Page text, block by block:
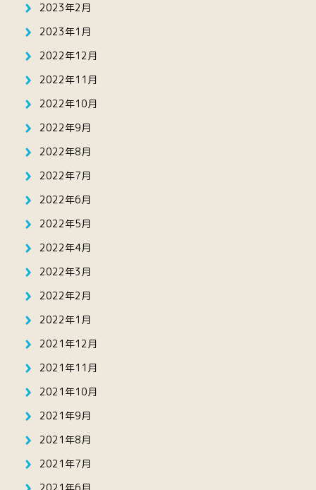
2023年2月
2023年1月
2022年12月
2022年11月
2022年10月
2022年9月
2022年8月
2022年7月
2022年6月
2022年5月
2022年4月
2022年3月
2022年2月
2022年1月
2021年12月
2021年11月
2021年10月
2021年9月
2021年8月
2021年7月